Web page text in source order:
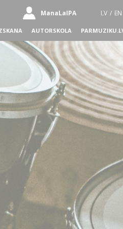
ManaLaIPA LV / EN
AUTORSKOLA